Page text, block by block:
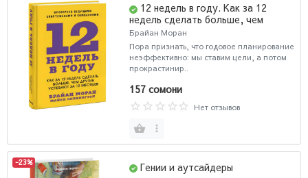
12 недель в году. Как за 12
недель сделать больше, чем
другие успевают за 12 месяцев
Брайан Моран
Пора признать, что годовое планирование
неэффективно: мы ставим цели, а потом
прокрастинир..
157 сомони
Нет отзывов
-23% Гении и аутсайдеры